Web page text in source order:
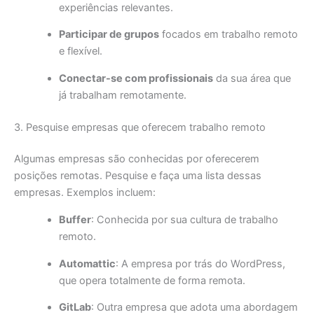
experiências relevantes.
Participar de gruposfocados em trabalho remoto
e flexível.
Conectar-se com profissionaisda sua área que
já trabalham remotamente.
3. Pesquise empresas que oferecem trabalho remoto
Algumas empresas são conhecidas por oferecerem
posições remotas. Pesquise e faça uma lista dessas
empresas. Exemplos incluem:
Buffer: Conhecida por sua cultura de trabalho
remoto.
Automattic: A empresa por trás do WordPress,
que opera totalmente de forma remota.
GitLab: Outra empresa que adota uma abordagem